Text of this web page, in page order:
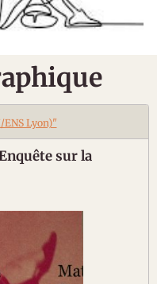
ENS Lyon)"
sur la